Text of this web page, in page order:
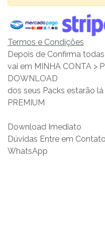
Termos e Condições
Depois de Confirma
vai em MINHA CONTA >
DOWNLOAD
dos seus Packs estarão
PREMIUM
Download Imediato
Dúvidas Entre em Contato
WhatsApp